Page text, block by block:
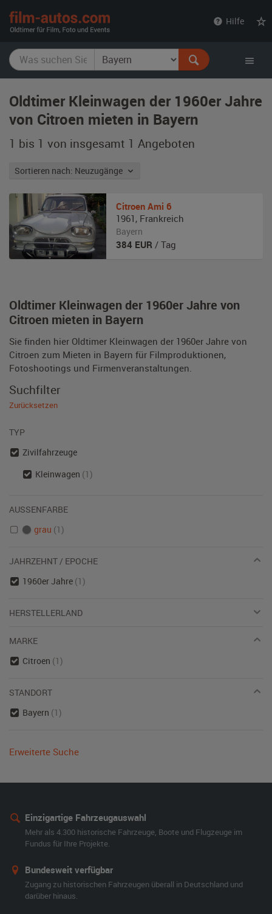
Hilfe
Oldtimer Kleinwagen der 1960er Jahre
von Citroen mieten in Bayern
1 bis 1 von insgesamt 1 Angeboten
Sortieren nach: Neuzugänge
Oldtimer Kleinwagen der 1960er Jahre von
Citroen mieten in Bayern
Sie finden hier Oldtimer Kleinwagen der 1960er Jahre von
Citroen zum Mieten in Bayern für Filmproduktionen,
Fotoshootings und Firmenveranstaltungen.
Citroen Ami 6
1961 , Frankreich
Bayern
384 EUR / Tag
Suchfilter
Zurücksetzen
TYP
Zivilfahrzeuge
Kleinwagen (1)
AUSSENFARBE
grau (1)
JAHRZEHNT / EPOCHE
1960er Jahre (1)
HERSTELLERLAND
MARKE
Citroen (1)
STANDORT
Bayern (1)
Erweiterte Suche
Einzigartige Fahrzeugauswahl
Mehr als 4.300 historische Fahrzeuge, Boote und Flugzeuge im
Fundus für Ihre Projekte.
Bundesweit verfügbar
Zugang zu historischen Fahrzeugen überall in Deutschland und
darüber hinaus.